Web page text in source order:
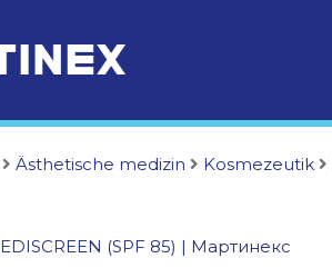
Ästhetische medizin Kosmezeutik